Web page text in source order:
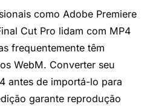
como Adobe Premiere
Cut Pro lidam com MP4
frequentemente têm
WebM. Converter seu
antes de importá-lo para
garante reprodução